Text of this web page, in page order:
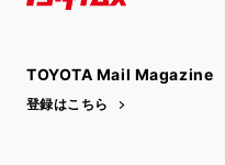
TOYOTA Mail Magazine
登録はこちら